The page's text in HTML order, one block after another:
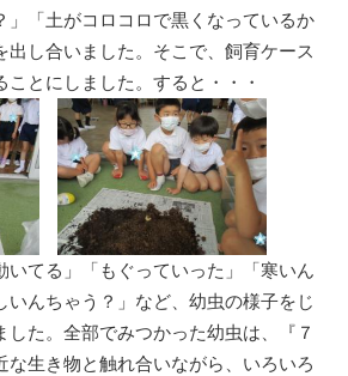
」「土がコロコロで黒くなっているか
出し合いました。そこで、飼育ケース
ことにしました。すると・・・
いてる」「もぐっていった」「寒いん
いんちゃう？」など、幼虫の様子をじ
した。全部でみつかった幼虫は、『７
な生き物と触れ合いながら、いろいろ